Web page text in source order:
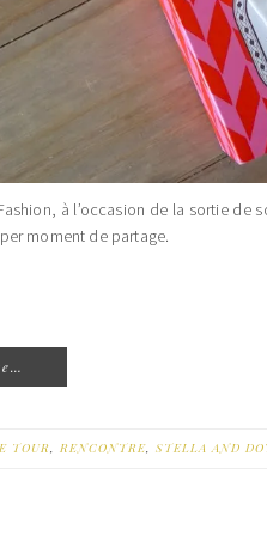
à l’occasion de la sortie de
moment de partage.
TOUR, RENCONTRE, STELLA AND